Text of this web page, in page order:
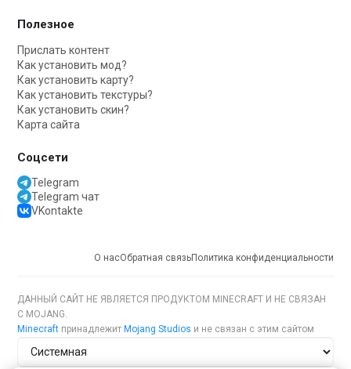
Полезное
Прислать контент
Как установить мод?
Как установить карту?
Как установить текстуры?
Как установить скин?
Карта сайта
Соцсети
Telegram
Telegram чат
VKontakte
О насОбратная связьПолитика конфиденциальности
ДАННЫЙ САЙТ НЕ ЯВЛЯЕТСЯ ПРОДУКТОМ MINECRAFT И НЕ СВЯЗАН
С MOJANG.
Minecraft принадлежит Mojang Studios и не связан с этим сайтом
Тема сайта